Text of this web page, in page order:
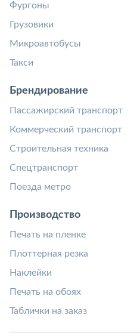
Фургоны
Грузовики
Микроавтобусы
Такси
Брендирование
Пассажирский транспорт
Коммерческий транспорт
Строительная техника
Спецтранспорт
Поезда метро
Производство
Печать на пленке
Плоттерная резка
Наклейки
Печать на обоях
Таблички на заказ